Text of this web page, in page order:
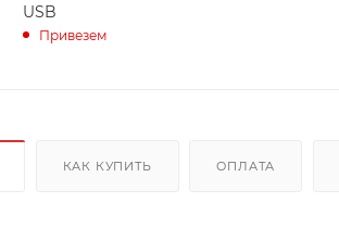
USB
Привезем
КАК КУПИТЬ ОПЛАТА